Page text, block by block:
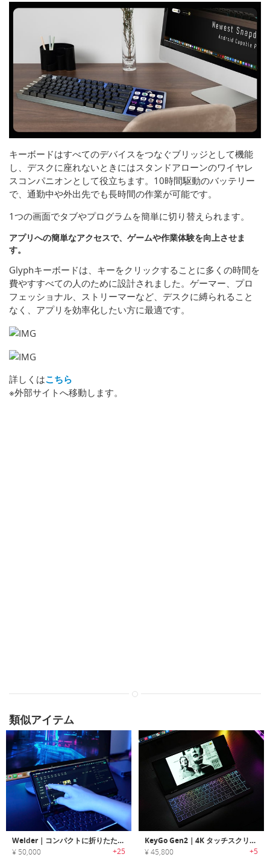
キーボードはすべてのデバイスをつなぐブリッジとして機能
し、デスクに座れないときにはスタンドアローンのワイヤレ
スコンパニオンとして役立ちます。10時間駆動のバッテリー
で、通勤中や外出先でも長時間の作業が可能です。
1つの画面でタブやプログラムを簡単に切り替えられます。
アプリへの簡単なアクセスで、ゲームや作業体験を向上させま
す。
Glyphキーボードは、キーをクリックすることに多くの時間を
費やすすべての人のために設計されました。ゲーマー、プロ
フェッショナル、ストリーマーなど、デスクに縛られること
なく、アプリを効率化したい方に最適です。
詳しくはこちら
※外部サイトへ移動します。
類似アイテム
Welder｜コンパクトに折りたたんで使えるタッチスクリーン付きメカニカルキーボード
¥ 50,000 +25
KeyGo Gen2｜4K タッチスクリーン搭載の超薄折りたたみキーボード
¥ 45,800 +5